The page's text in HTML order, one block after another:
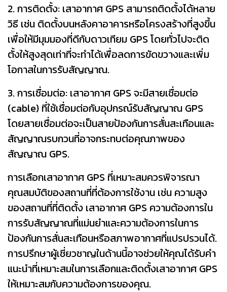
2. การติดตั้ง: เสาอากาศ GPS สามารถติดตั้งได้หลาย
วิธี เช่น ติดตั้งบนหลังคาอาคารหรือโครงสร้างที่สูงขึ้น
เพื่อให้มีมุมมองที่ดีกับดาวเทียม GPS โดยทั่วไปจะติด
ตั้งให้สูงสุดเท่าที่จะทำได้เพื่อลดการขัดขวางและเพิ่ม
โอกาสในการรับสัญญาณ.
3. การเชื่อมต่อ: เสาอากาศ GPS จะมีสายเชื่อมต่อ
(cable) ที่ใช้เชื่อมต่อกับอุปกรณ์รับสัญญาณ GPS
โดยสายเชื่อมต่อจะเป็นสายป้องกันการสั่นสะเทือนและ
สัญญาณรบกวนที่อาจกระทบต่อคุณภาพของ
สัญญาณ GPS.
การเลือกเสาอากาศ GPS ที่เหมาะสมควรพิจารณา
คุณสมบัติของสถานที่ที่ต้องการใช้งาน เช่น ความสูง
ของสถานที่ที่ติดตั้ง เสาอากาศ GPS ความต้องการใน
การรับสัญญาณที่แม่นยำและความต้องการในการ
ป้องกันการสั่นสะเทือนหรือสภาพอากาศที่แปรปรวนได้.
การปรึกษาผู้เชี่ยวชาญในด้านนี้อาจช่วยให้คุณได้รับคำ
แนะนำที่เหมาะสมในการเลือกและติดตั้งเสาอากาศ GPS
ให้เหมาะสมกับความต้องการของคุณ.